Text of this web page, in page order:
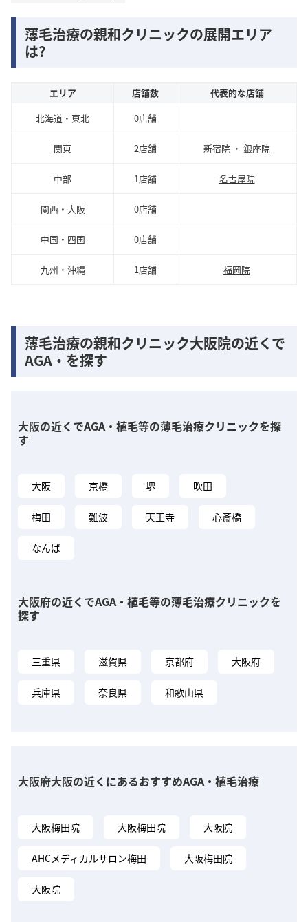
薄毛治療の親和クリニックの展開エリア
は?
エリア 店舗数
代表的な店舗
北海道・東北
0店舗
関東 2店舗 新宿院 ・ 銀座院
中部 1店舗 名古屋院
関西・大阪 0店舗
中国・四国 0店舗
九州・沖縄 1店舗 福岡院
薄毛治療の親和クリニック大阪院の近くで
AGA・を探す
大阪の近くでAGA・植毛等の薄毛治療クリニックを探
す
大阪 京橋 堺 吹田
梅田 難波 天王寺 心斎橋
なんば
大阪府の近くでAGA・植毛等の薄毛治療クリニックを
探す
三重県 滋賀県 京都府 大阪府
兵庫県 奈良県 和歌山県
大阪府大阪の近くにあるおすすめAGA・植毛治療
大阪梅田院 大阪梅田院 大阪院
AHCメディカルサロン梅田 大阪梅田院
大阪院